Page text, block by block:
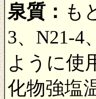
泉質： も
3、N21-4
ように使
化物強塩